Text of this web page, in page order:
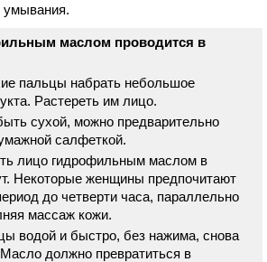
умывания.
маслом проводится в
пальцы набрать небольшое
Растереть им лицо.
сухой, можно предварительно
салфеткой.
лицо гидрофильным маслом в
Некоторые женщины предпочитают
до четверти часа, параллельно
массаж кожи.
водой и быстро, без нажима, снова
должно превратиться в